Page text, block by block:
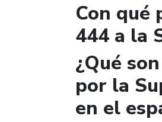
Con qué
444 a la
¿Qué
por la
en el